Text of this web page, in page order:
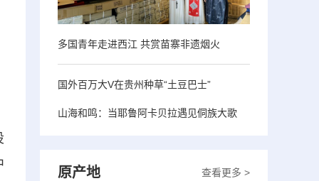
多国青年走进西江 共赏苗寨非遗烟火
国外百万大V在贵州种草“土豆巴士”
山海和鸣：当耶鲁阿卡贝拉遇见侗族大歌
查看更多 >
原产地